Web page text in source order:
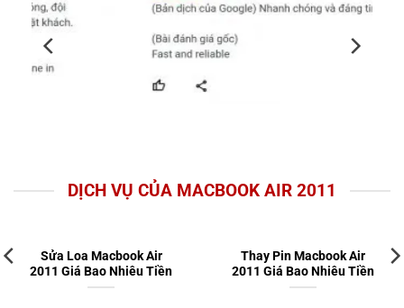
DỊCH VỤ CỦA MACBOOK AIR 2011
Sửa Loa Macbook Air
2011 Giá Bao Nhiêu Tiền
Thay Pin Macbook Air
2011 Giá Bao Nhiêu Tiền